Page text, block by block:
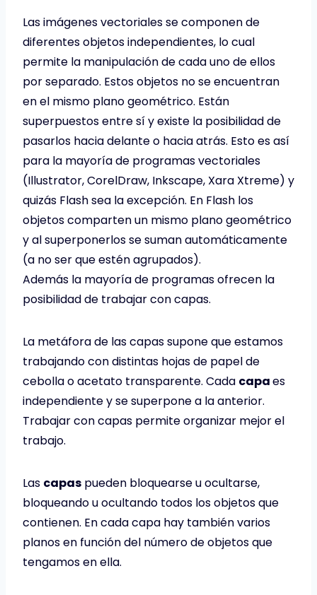
Las imágenes vectoriales se componen de
diferentes objetos independientes, lo cual
permite la manipulación de cada uno de ellos
por separado. Estos objetos no se encuentran
en el mismo plano geométrico. Están
superpuestos entre sí y existe la posibilidad de
pasarlos hacia delante o hacia atrás. Esto es así
para la mayoría de programas vectoriales
(Illustrator, CorelDraw, Inkscape, Xara Xtreme) y
quizás Flash sea la excepción. En Flash los
objetos comparten un mismo plano geométrico
y al superponerlos se suman automáticamente
(a no ser que estén agrupados).
Además la mayoría de programas ofrecen la
posibilidad de trabajar con capas.
La metáfora de las capas supone que estamos
trabajando con distintas hojas de papel de
cebolla o acetato transparente. Cada capaes
independiente y se superpone a la anterior.
Trabajar con capas permite organizar mejor el
trabajo.
Las capas pueden bloquearse u ocultarse,
bloqueando u ocultando todos los objetos que
contienen. En cada capa hay también varios
planos en función del número de objetos que
tengamos en ella.